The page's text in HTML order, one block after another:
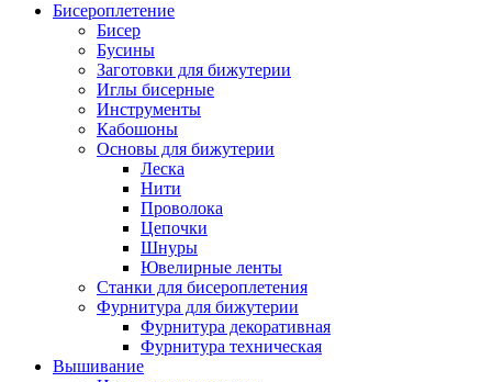
Бисероплетение
Бисер
Бусины
Заготовки для бижутерии
Иглы бисерные
Инструменты
Кабошоны
Основы для бижутерии
Леска
Нити
Проволока
Цепочки
Шнуры
Ювелирные ленты
Станки для бисероплетения
Фурнитура для бижутерии
Фурнитура декоративная
Фурнитура техническая
Вышивание